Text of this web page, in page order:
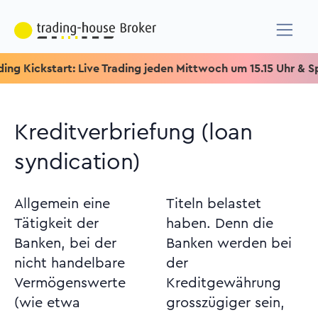
Live Trading jeden Mittwoch um 15.15 Uhr & Speziell
Kreditverbriefung (loan
syndication)
Allgemein eine
Tätigkeit der
Banken, bei der
nicht handelbare
Vermögenswerte
(wie etwa
Titeln belastet
haben. Denn die
Banken werden bei
der
Kreditgewährung
grosszügiger sein,